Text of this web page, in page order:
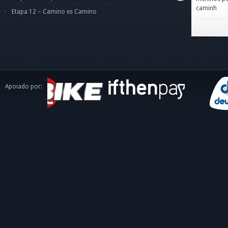
Etapa 12 – Camino es Camino
Apoiado por: